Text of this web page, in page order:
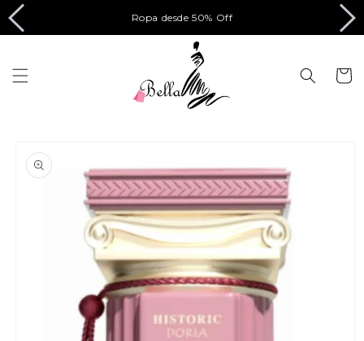
Ropa desde 50% Off
directamente
al contenido
Carrito
a la
información